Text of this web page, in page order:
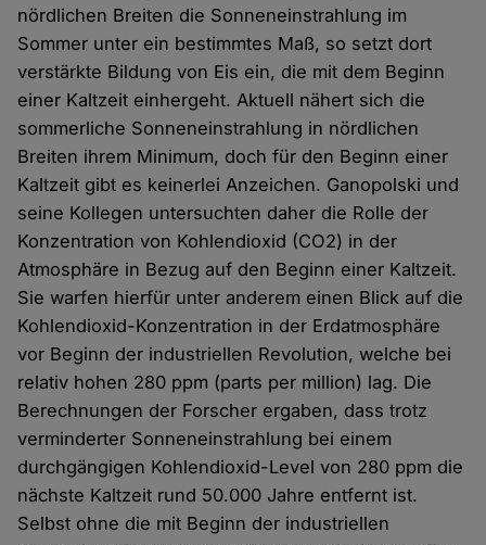
nördlichen Breiten die Sonneneinstrahlung im
Sommer unter ein bestimmtes Maß, so setzt dort
verstärkte Bildung von Eis ein, die mit dem Beginn
einer Kaltzeit einhergeht. Aktuell nähert sich die
sommerliche Sonneneinstrahlung in nördlichen
Breiten ihrem Minimum, doch für den Beginn einer
Kaltzeit gibt es keinerlei Anzeichen. Ganopolski und
seine Kollegen untersuchten daher die Rolle der
Konzentration von Kohlendioxid (CO2) in der
Atmosphäre in Bezug auf den Beginn einer Kaltzeit.
Sie warfen hierfür unter anderem einen Blick auf die
Kohlendioxid-Konzentration in der Erdatmosphäre
vor Beginn der industriellen Revolution, welche bei
relativ hohen 280 ppm (parts per million) lag. Die
Berechnungen der Forscher ergaben, dass trotz
verminderter Sonneneinstrahlung bei einem
durchgängigen Kohlendioxid-Level von 280 ppm die
nächste Kaltzeit rund 50.000 Jahre entfernt ist.
Selbst ohne die mit Beginn der industriellen